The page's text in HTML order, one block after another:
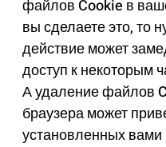
файлов Cookie в
вы сделаете это, то
действие может
доступ к некоторым
А удаление файлов
браузера может
установленных вами